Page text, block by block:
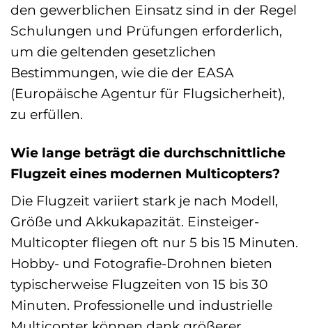
den gewerblichen Einsatz sind in der Regel
Schulungen und Prüfungen erforderlich,
um die geltenden gesetzlichen
Bestimmungen, wie die der EASA
(Europäische Agentur für Flugsicherheit),
zu erfüllen.
Wie lange beträgt die durchschnittliche
Flugzeit eines modernen Multicopters?
Die Flugzeit variiert stark je nach Modell,
Größe und Akkukapazität. Einsteiger-
Multicopter fliegen oft nur 5 bis 15 Minuten.
Hobby- und Fotografie-Drohnen bieten
typischerweise Flugzeiten von 15 bis 30
Minuten. Professionelle und industrielle